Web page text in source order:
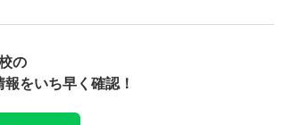
の
をいち早く確認！